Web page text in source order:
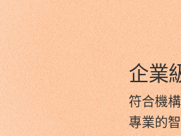
企業
符合機
專業的